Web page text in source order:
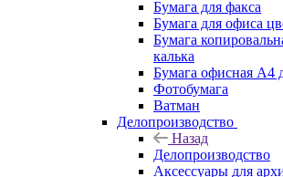
Бумага для факса
Бумага для офиса
Бумага
калька
Бумага офисная А4
Фотобумага
Ватман
Делопроизводство
Назад
Делопроизводство
Аксессуары для